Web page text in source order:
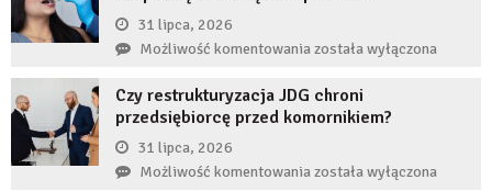
31 lipca, 2026
Możliwość komentowaniaCo
stanie,
jeśli
długi
została wyłączona
Czy restrukturyzacja JDG chroni
przedsiębiorcę przed komornikiem?
31 lipca, 2026
Możliwość komentowaniaCzy
została wyłączona